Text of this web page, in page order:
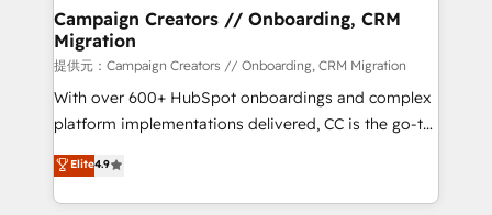
empowering our clients and developing their
autonomy. Get to grips with HubSpot through
guided implementation and seamless integration of
the CRM platform into your digital ecosystem. Would
you like support in deploying your inbound
to your needs and sales objectives. With 125+
certifications, we are part of the most certified
Campaign Creators // Onboarding, CRM
Migration
提供元：Campaign Creators // Onboarding, CRM Migration
With over 600+ HubSpot onboardings and complex
platform implementations delivered, CC is the go-to
Elite Solutions Partner for businesses ready to
migrate, replatform, and scale smarter. We specialize
in high-impact CRM and CMS migrations and
Elite4.9